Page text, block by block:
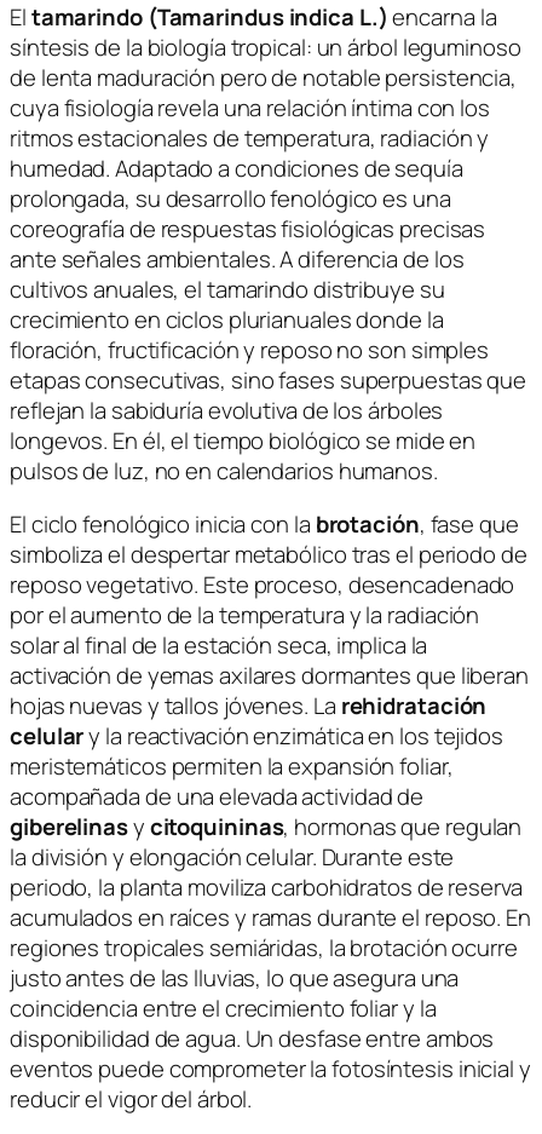
Eltamarindo (Tamarindus indica L.)encarna la
síntesis de la biología tropical: un árbol leguminoso
de lenta maduración pero de notable persistencia,
cuya fisiología revela una relación íntima con los
ritmos estacionales de temperatura, radiación y
humedad. Adaptado a condiciones de sequía
prolongada, su desarrollo fenológico es una
coreografía de respuestas fisiológicas precisas
ante señales ambientales. A diferencia de los
cultivos anuales, el tamarindo distribuye su
crecimiento en ciclos plurianuales donde la
floración, fructificación y reposo no son simples
etapas consecutivas, sino fases superpuestas que
reflejan la sabiduría evolutiva de los árboles
longevos. En él, el tiempo biológico se mide en
pulsos de luz, no en calendarios humanos.
El ciclo fenológico inicia con la brotación, fase que
simboliza el despertar metabólico tras el periodo de
reposo vegetativo. Este proceso, desencadenado
por el aumento de la temperatura y la radiación
solar al final de la estación seca, implica la
activación de yemas axilares dormantes que liberan
hojas nuevas y tallos jóvenes. La rehidratación
celulary la reactivación enzimática en los tejidos
meristemáticos permiten la expansión foliar,
acompañada de una elevada actividad de
giberelinasycitoquininas, hormonas que regulan
la división y elongación celular. Durante este
periodo, la planta moviliza carbohidratos de reserva
acumulados en raíces y ramas durante el reposo. En
regiones tropicales semiáridas, la brotación ocurre
justo antes de las lluvias, lo que asegura una
coincidencia entre el crecimiento foliar y la
disponibilidad de agua. Un desfase entre ambos
eventos puede comprometer la fotosíntesis inicial y
reducir el vigor del árbol.